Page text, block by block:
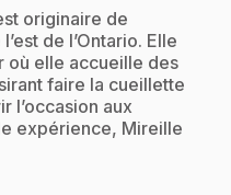
originaire de
de l’Ontario. Elle
où elle accueille des
faire la cueillette
l’occasion aux
expérience, Mireille